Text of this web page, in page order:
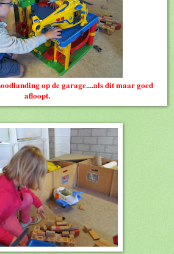
op de garage....als dit maar goed
afloopt.